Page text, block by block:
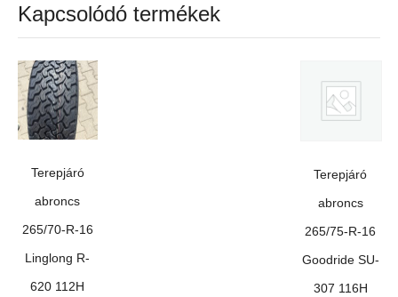
Kapcsolódó termékek
Terepjáró
abroncs
265/70-R-16
Linglong R-
620 112H
Terepjáró
abroncs
265/75-R-16
Goodride SU-
307 116H